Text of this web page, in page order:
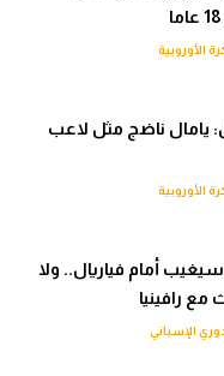
الأوروبية
يامال ناضج مثل لاعب
الأوروبية
أمام فياريال.. ولا
رافينيا
الإسباني